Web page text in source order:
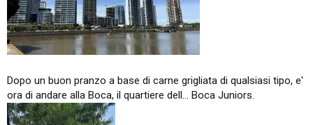
Dopo un buon pranzo a base di carne grigliata di qualsiasi tipo, e'
ora di andare alla Boca, il quartiere dell... Boca Juniors.